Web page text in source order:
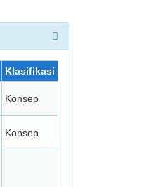
Klasifikasi
Konsep
Konsep